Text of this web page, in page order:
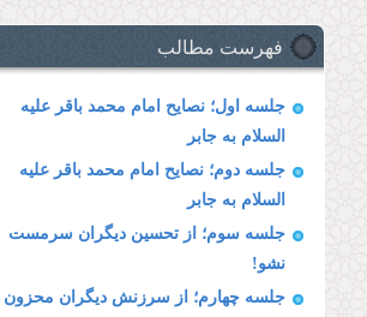
فهرست مطالب
جلسه اول؛ نصایح امام محمد باقر علیه‌
السلام به جابر
جلسه دوم؛ نصایح امام محمد باقر علیه
السلام به جابر
جلسه سوم؛ از تحسین دیگران سرمست
نشو!
جلسه چهارم؛ از سرزنش دیگران محزون